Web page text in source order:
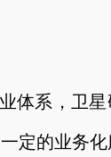
体系，卫星
定的业务化